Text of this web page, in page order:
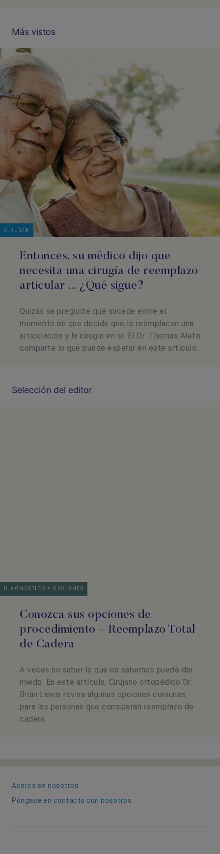
Más vistos
CIRUGÍA
Entonces, su médico dijo que
necesita una cirugía de reemplazo
articular ... ¿Qué sigue?
Quizás se pregunte qué sucede entre el
momento en que decide que le reemplacen una
articulación y la cirugía en sí. El Dr. Thomas Aleto
comparte lo que puede esperar en este artículo.
Selección del editor
DIAGNÓSTICO Y OPCIONES
Conozca sus opciones de
procedimiento – Reemplazo Total
de Cadera
A veces no saber lo que no sabemos puede dar
miedo. En este artículo, Cirujano ortopédico Dr.
Brian Lewis revisa algunas opciones comunes
para las personas que consideran reemplazo de
cadera.
Acerca de nosotros
Póngase en contacto con nosotros